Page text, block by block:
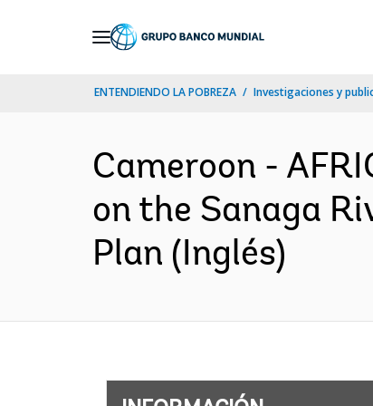
ENTENDIENDO LA POBREZA Investigaciones y
Cameroon -
on the Sanaga
Plan (Inglés)